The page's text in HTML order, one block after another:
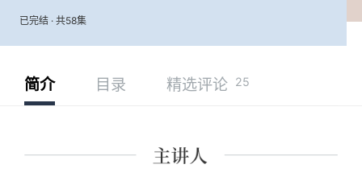
已完结 · 共58集
简介 目录 精选评论 25